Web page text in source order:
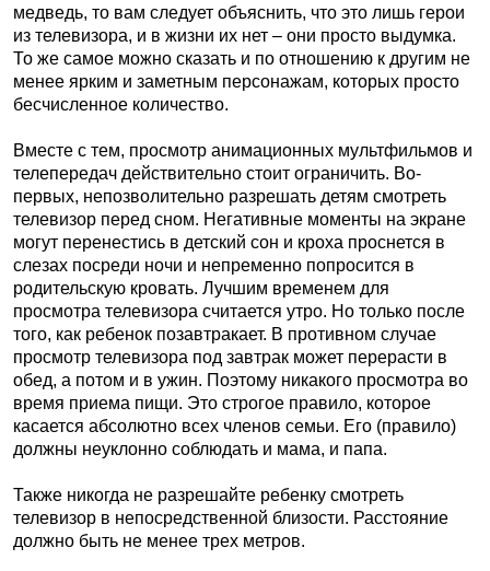
медведь, то вам следует объяснить, что это лишь герои
из телевизора, и в жизни их нет – они просто выдумка.
То же самое можно сказать и по отношению к другим не
менее ярким и заметным персонажам, которых просто
бесчисленное количество.
Вместе с тем, просмотр анимационных мультфильмов и
телепередач действительно стоит ограничить. Во-
первых, непозволительно разрешать детям смотреть
телевизор перед сном. Негативные моменты на экране
могут перенестись в детский сон и кроха проснется в
слезах посреди ночи и непременно попросится в
родительскую кровать. Лучшим временем для
просмотра телевизора считается утро. Но только после
того, как ребенок позавтракает. В противном случае
просмотр телевизора под завтрак может перерасти в
обед, а потом и в ужин. Поэтому никакого просмотра во
время приема пищи. Это строгое правило, которое
касается абсолютно всех членов семьи. Его (правило)
должны неуклонно соблюдать и мама, и папа.
Также никогда не разрешайте ребенку смотреть
телевизор в непосредственной близости. Расстояние
должно быть не менее трех метров.